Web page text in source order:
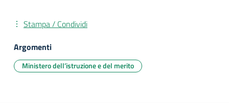
Stampa / Condividi
Argomenti
Ministero dell’istruzione e del merito